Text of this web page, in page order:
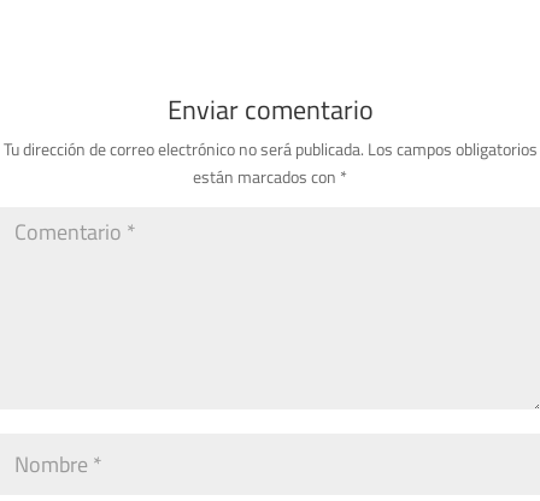
Enviar comentario
Tu dirección de correo electrónico no será publicada. Los campos obligatorios
están marcados con *